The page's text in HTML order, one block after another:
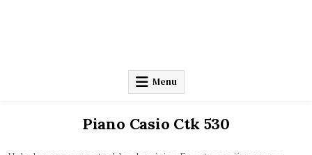
Menu
Piano Casio Ctk 530